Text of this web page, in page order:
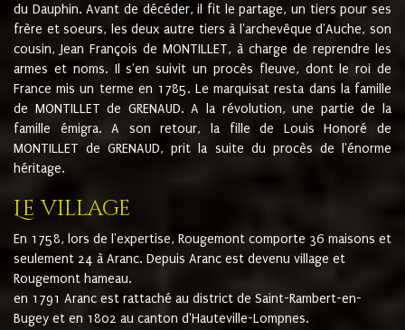
du Dauphin. Avant de décéder, il fit le partage, un tiers pour ses
frère et soeurs, les deux autre tiers à l'archevêque d'Auche, son
cousin, Jean François de MONTILLET, à charge de reprendre les
armes et noms. Il s'en suivit un procès fleuve, dont le roi de
France mis un terme en 1785. Le marquisat resta dans la famille
de MONTILLET de GRENAUD. A la révolution, une partie de la
famille émigra. A son retour, la fille de Louis Honoré de
MONTILLET de GRENAUD, prit la suite du procès de l'énorme
héritage.
Le village
En 1758, lors de l'expertise, Rougemont comporte 36 maisons et
seulement 24 à Aranc. Depuis Aranc est devenu village et
Rougemont hameau.
en 1791 Aranc est rattaché au district de Saint-Rambert-en-
Bugey et en 1802 au canton d'Hauteville-Lompnes.